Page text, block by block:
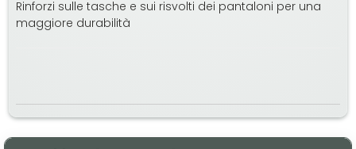
Rinforzi sulle tasche e sui risvolti dei pantaloni per una
maggiore durabilità